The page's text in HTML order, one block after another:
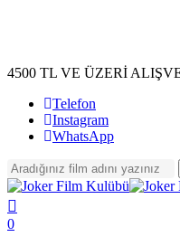
4500 TL VE ÜZERİ
Telefon
Instagram
WhatsApp
Close
Search
0